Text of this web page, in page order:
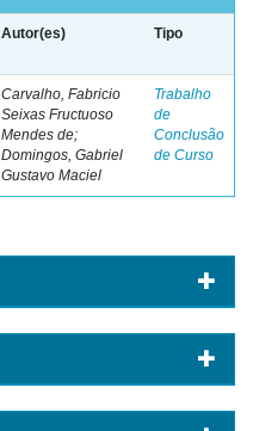
Autor(es) Tipo
Carvalho, Fabricio
Seixas Fructuoso
Mendes de;
Domingos, Gabriel
Gustavo Maciel
Trabalho
de
Conclusão
de Curso